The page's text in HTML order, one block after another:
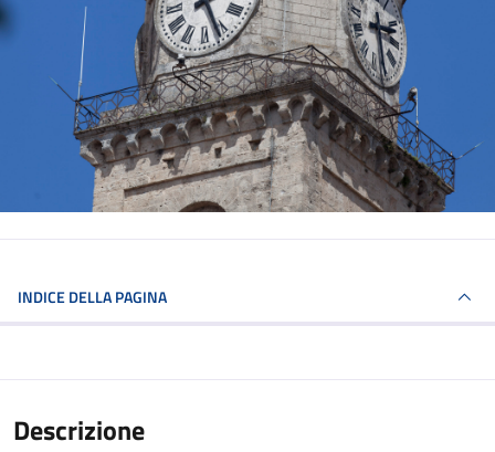
INDICE DELLA PAGINA
Descrizione